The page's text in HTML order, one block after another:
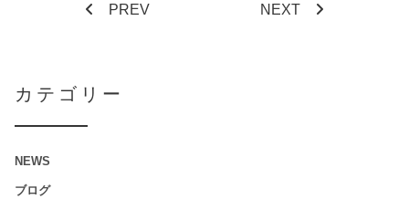
PREV NEXT
カテゴリー
NEWS
ブログ